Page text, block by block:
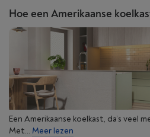
Hoe een Amerikaanse
Een Amerikaanse koelkast, da’s veel
Met... Meer lezen